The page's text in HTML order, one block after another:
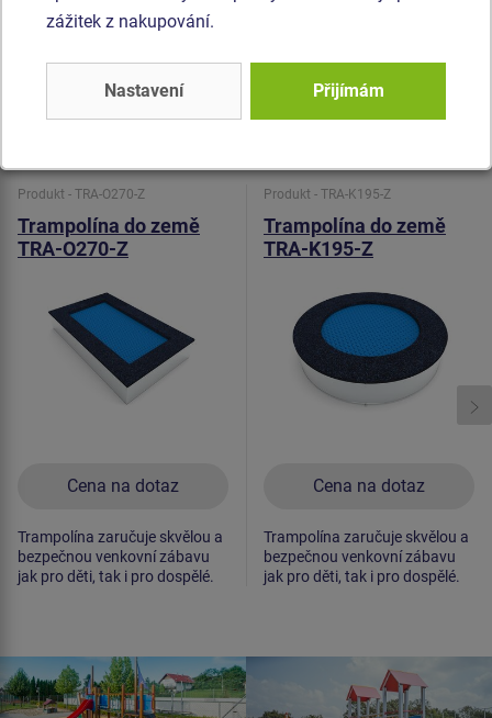
Tlumící povrch - je vyrobený ze speciální recyklované pryže
pro tlumí potenciálních pádů.
Produkt - TRA-O270-Z
Trampolína do země
TRA-O270-Z
Cena na dotaz
Trampolína zaručuje skvělou a
bezpečnou venkovní zábavu
jak pro děti, tak i pro dospělé.
Produkt - TRA-K195-Z
Trampolína do země
TRA-K195-Z
Cena na dotaz
Trampolína zaručuje skvělou a
bezpečnou venkovní zábavu
jak pro děti, tak i pro dospělé.
zážitek z nakupování.
Nastavení Přijímám